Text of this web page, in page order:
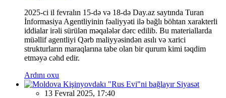
2025-ci il fevralın 15-də və 18-də Day.az saytında Turan
İnformasiya Agentliyinin fəaliyyəti ilə bağlı böhtan xarakterli
iddialar irəli sürülən məqalələr dərc edilib. Bu materiallarda
müəllif agentliyi Qərb maliyyəsindən asılı və xarici
strukturların maraqlarına tabe olan bir qurum kimi təqdim
etməyə cəhd edir.
Ardını oxu
Siyasət
13 Fevral 2025, 17:40